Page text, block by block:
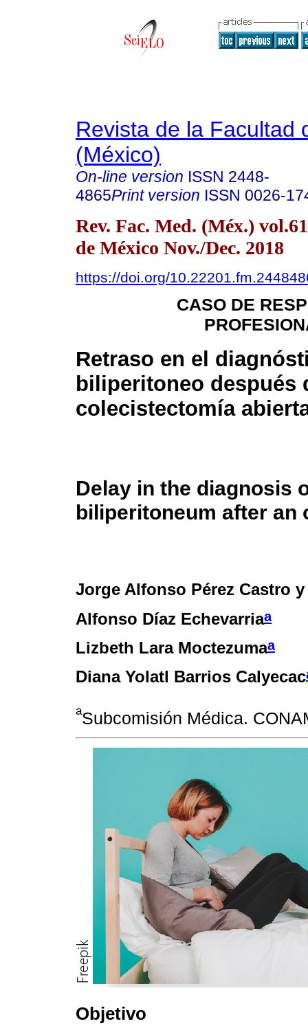
Revista de la Facultad
(México)
On-line version ISSN 2448-
4865Print version ISSN 0026-
Rev. Fac. Med. (Méx.)
de México Nov./Dec. 2018
https://doi.org/
CASO DE
Retraso en el
biliperitoneo después
colecistectomía
Delay in the diagnosis
biliperitoneum after an
Jorge Alfonso Pérez Castro y
Alfonso Díaz Echevarriaa
Lizbeth Lara Moctezumaa
Diana Yolatl Barrios Calyecac
aSubcomisión Médica.
Objetivo